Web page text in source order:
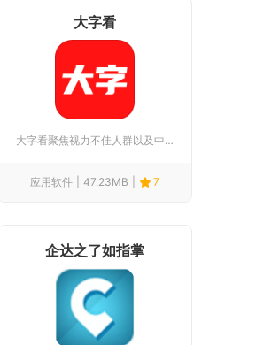
大字看
大字看聚焦视力不佳人群以及中老年群体的日常阅读需求，整合资讯...
应用软件 47.23MB 7
企达之了如指掌